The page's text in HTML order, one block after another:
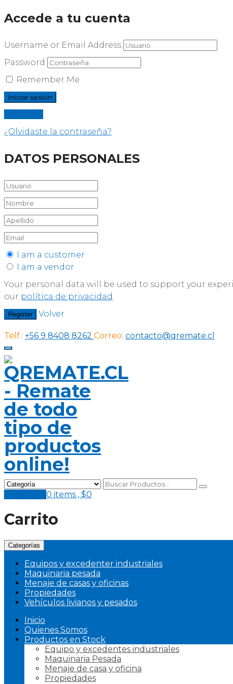
Accede a tu cuenta
Username or Email Address
Password
Remember Me
¿Olvidaste la contraseña?
DATOS PERSONALES
I am a customer
I am a vendor
Your personal data will be used to support your
our política de privacidad.
Register Volver
Telf.: +56 9 8408 8262 Correo: contacto@qremate.cl
0 items , $0
Carrito
Categorías
Equipos y excedenter industriales
Maquinaria pesada
Menaje de casas y oficinas
Propiedades
Vehículos livianos y pesados
Inicio
Quienes Somos
Productos en Stock
Equipo y excedentes industriales
Maquinaria Pesada
Menaje de casa y oficina
Propiedades